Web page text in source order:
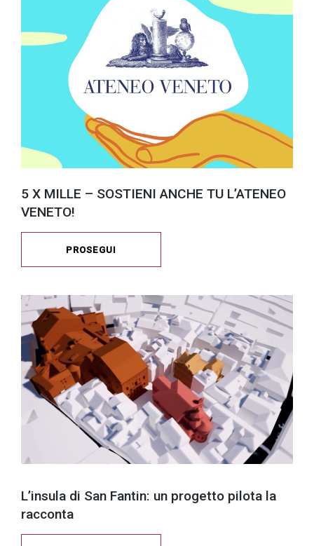
5 X MILLE – SOSTIENI ANCHE TU L’ATENEO
VENETO!
PROSEGUI
L’insula di San Fantin: un progetto pilota la
racconta